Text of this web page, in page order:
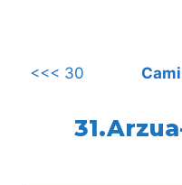
<<< 30